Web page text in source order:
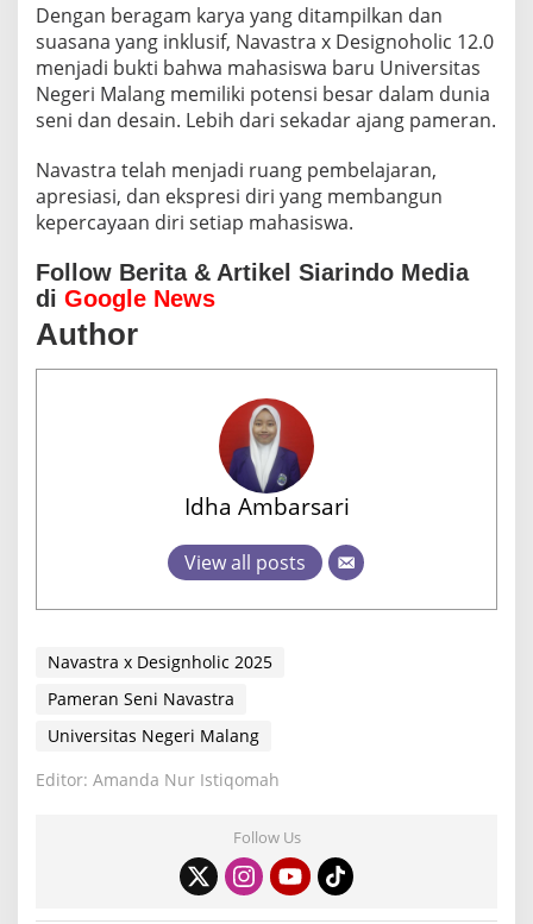
Dengan beragam karya yang ditampilkan dan
suasana yang inklusif, Navastra x Designoholic 12.0
menjadi bukti bahwa mahasiswa baru Universitas
Negeri Malang memiliki potensi besar dalam dunia
seni dan desain. Lebih dari sekadar ajang pameran.
Navastra telah menjadi ruang pembelajaran,
apresiasi, dan ekspresi diri yang membangun
kepercayaan diri setiap mahasiswa.
Follow Berita & Artikel Siarindo Media
di Google News
Author
Idha Ambarsari
View all posts
Navastra x Designholic 2025
Pameran Seni Navastra
Universitas Negeri Malang
Editor: Amanda Nur Istiqomah
Follow Us